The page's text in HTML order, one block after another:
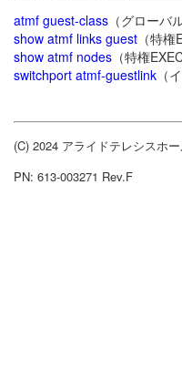
atmf guest-class （グローバ
show atmf links guest （特
show atmf nodes （特権
switchport atmf-guestlink （
(C) 2024 アライドテレシスホ
PN: 613-003271 Rev.F